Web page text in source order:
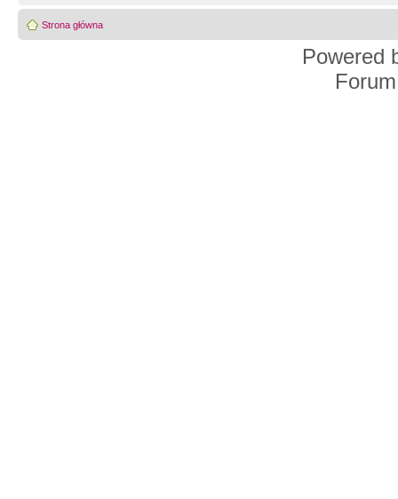
Strona główna
Powered